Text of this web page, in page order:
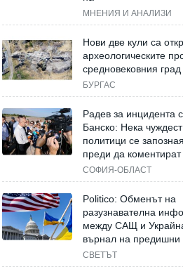
Образование и религия
МНЕНИЯ И АНАЛИЗИ
Нови две кули са
археологическите
средновековния
БУРГАС
Радев за инцидента
Банско: Нека
политици се
преди да коментират
СОФИЯ-ОБЛАСТ
Politico: Обменът на
разузнавателна
между САЩ и
върнал на предишни
СВЕТЪТ